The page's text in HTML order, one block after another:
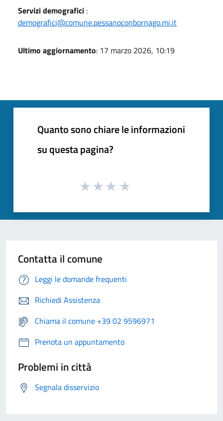
Servizi demografici :
demografici@comune.pessanoconbornago.mi.it
Ultimo aggiornamento: 17 marzo 2026, 10:19
Quanto sono chiare le informazioni
su questa pagina?
Contatta il comune
Leggi le domande frequenti
Richiedi Assistenza
Chiama il comune +39 02 9596971
Prenota un appuntamento
Problemi in città
Segnala disservizio